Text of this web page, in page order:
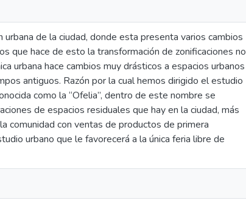
de la ciudad, donde esta presenta varios cambios
que hace de esto la transformación de zonificaciones no
urbana hace cambios muy drásticos a espacios urbanos
antiguos. Razón por la cual hemos dirigido el estudio
como la “Ofelia”, dentro de este nombre se
de espacios residuales que hay en la ciudad, más
comunidad con ventas de productos de primera
urbano que le favorecerá a la única feria libre de